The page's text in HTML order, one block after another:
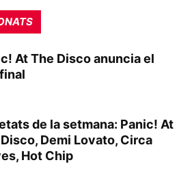
At The Disco anuncia el
de la setmana: Panic! At
Demi Lovato, Circa
Hot Chip